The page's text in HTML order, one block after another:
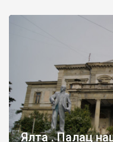
Ялта . Палац